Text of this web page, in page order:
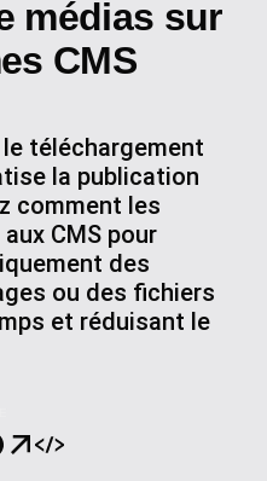
médias sur
CMS
téléchargement
la publication
comment les
CMS pour
des
ou des fichiers
et réduisant le